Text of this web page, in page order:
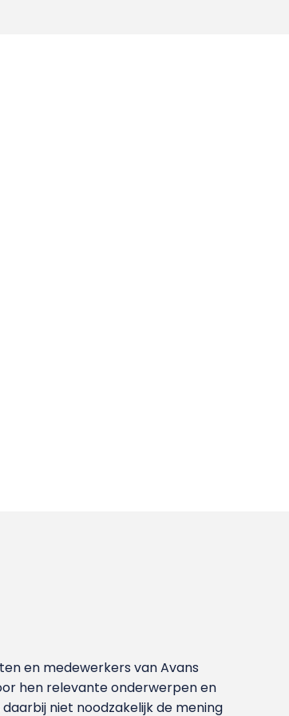
en medewerkers van Avans
hen relevante onderwerpen en
niet noodzakelijk de mening